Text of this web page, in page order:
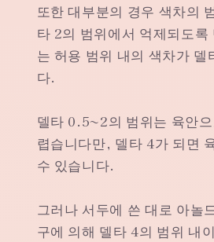
또한 대부분의 경우 색차의
타 2의 범위에서 억제되도
는 허용 범위 내의 색차가 델
다.
델타 0.5~2의 범위는 육안
렵습니다만, 델타 4가 되면
수 있습니다.
그러나 서두에 쓴 대로 아놀
구에 의해 델타 4의 범위 내